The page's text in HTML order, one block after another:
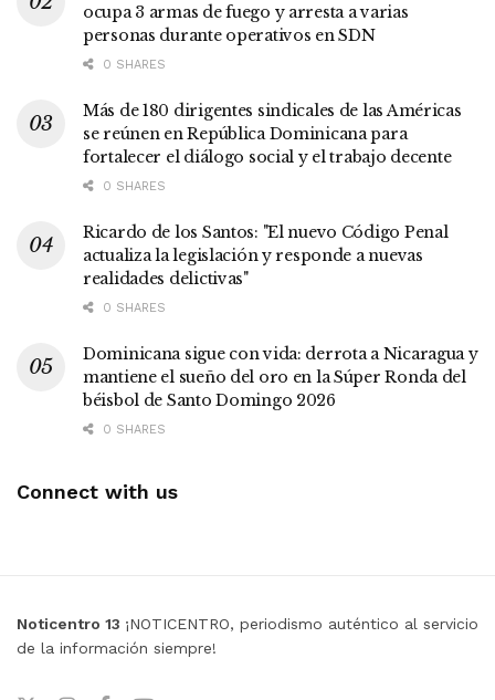
ocupa 3 armas de fuego y arresta a varias
personas durante operativos en SDN
0 SHARES
Más de 180 dirigentes sindicales de las Américas
se reúnen en República Dominicana para
fortalecer el diálogo social y el trabajo decente
0 SHARES
Ricardo de los Santos: "El nuevo Código Penal
actualiza la legislación y responde a nuevas
realidades delictivas"
0 SHARES
Dominicana sigue con vida: derrota a Nicaragua y
mantiene el sueño del oro en la Súper Ronda del
béisbol de Santo Domingo 2026
0 SHARES
Connect with us
Noticentro 13 ¡NOTICENTRO, periodismo auténtico al servicio
de la información siempre!